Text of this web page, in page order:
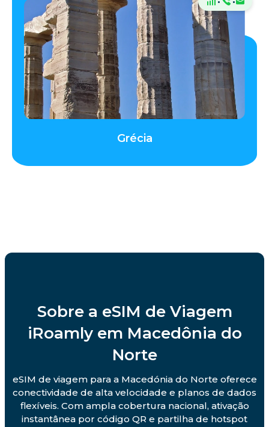
Grécia
Sobre a eSIM de Viagem
iRoamly em Macedônia do
Norte
eSIM de viagem para a Macedónia do Norte oferece
conectividade de alta velocidade e planos de dados
flexíveis. Com ampla cobertura nacional, ativação
instantânea por código QR e partilha de hotspot